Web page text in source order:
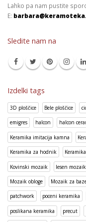
Lahko pa nam pustite
E:
Sledite nam na
Izdelki tags
3D ploščice Bele ploščice
emigres halcon halcon
Keramika imitacija kamna
Keramika za hodnik
Kovinski mozaik lesen mozaik
Mozaik obloge Mozaik za
patchwork poceni keramika
poslikana keramika precut